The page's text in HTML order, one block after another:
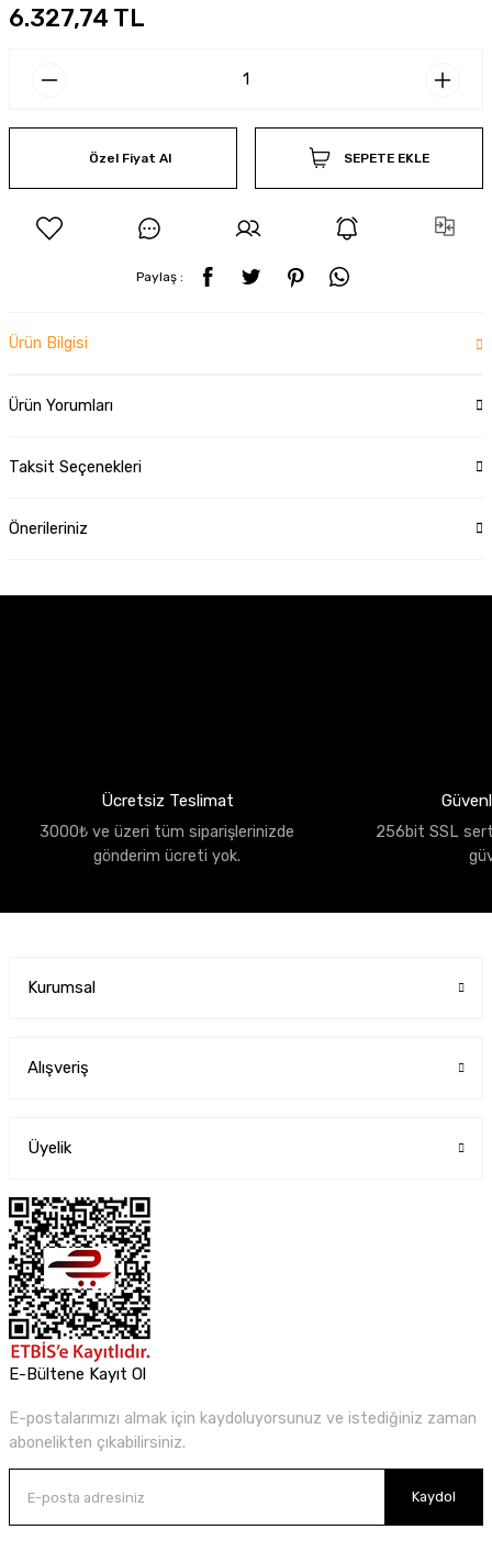
6.327,74 TL
Özel Fiyat Al SEPETE EKLE
Paylaş :
Ürün Bilgisi
Ürün Yorumları
Taksit Seçenekleri
Önerileriniz
Ücretsiz Teslimat
3000₺ ve üzeri tüm siparişlerinizde
gönderim ücreti yok.
256bit SSL
Kurumsal
Alışveriş
Üyelik
E-Bültene Kayıt Ol
E-postalarımızı almak için kaydoluyorsunuz ve istediğiniz zaman
abonelikten çıkabilirsiniz.
Kaydol